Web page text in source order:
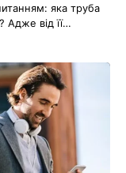
яка труба
Адже від її…